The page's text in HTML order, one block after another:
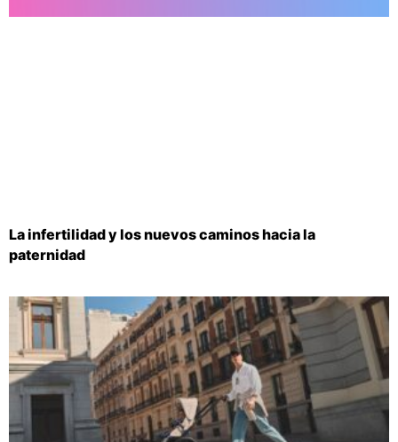
La infertilidad y los nuevos caminos hacia la
paternidad